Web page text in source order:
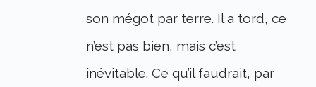
son mégot par terre. Il a tord, ce
n’est pas bien, mais c’est
inévitable. Ce qu’il faudrait, par